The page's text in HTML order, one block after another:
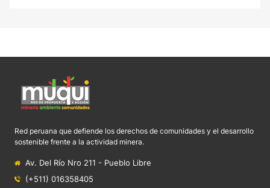
Red peruana que defiende los derechos de comunidades y el desarrollo
sostenible frente a la actividad minera.
Av. Del Río Nro 211 - Pueblo Libre
(+511) 016358405